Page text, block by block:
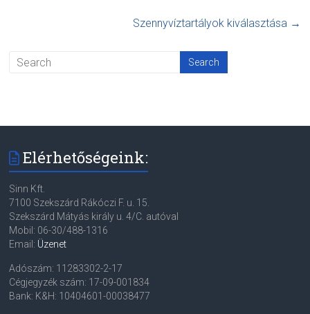
Szennyvíztartályok kiválasztása →
Elérhetőségeink:
Sinn Kft.
7100 Szekszárd Rákóczi F. u. 15.
Szekszárd Mátyás király u. 4/C. autóval
Mobil: 06-30/488-1316
Email: Üzenet
Adószám: 11283302-2-17
Cégjegyzék szám: 17-09-001834
Bank: K&H: 10404601-00038477